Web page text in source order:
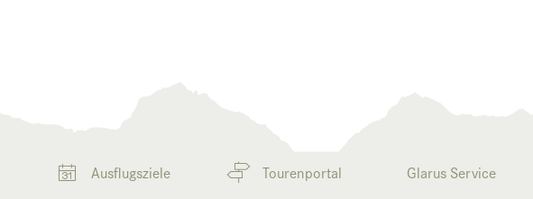
Ausflugsziele Tourenportal Glarus Service